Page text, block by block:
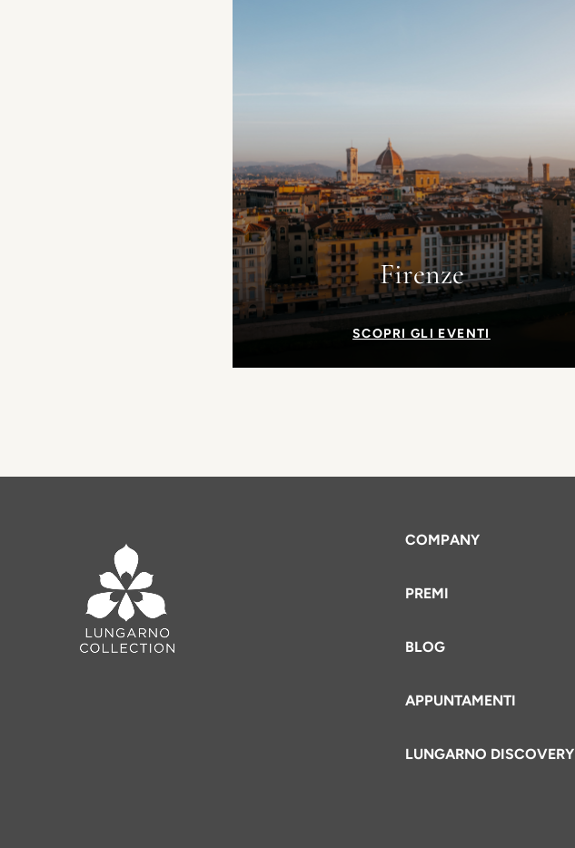
Firenze
SCOPRI GLI EVENTI
COMPANY
PREMI
BLOG
APPUNTAMENTI
LUNGARNO DISCOVERY